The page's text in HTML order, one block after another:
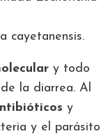
cayetanensis.
y todo
la diarrea. Al
y
y el parásito